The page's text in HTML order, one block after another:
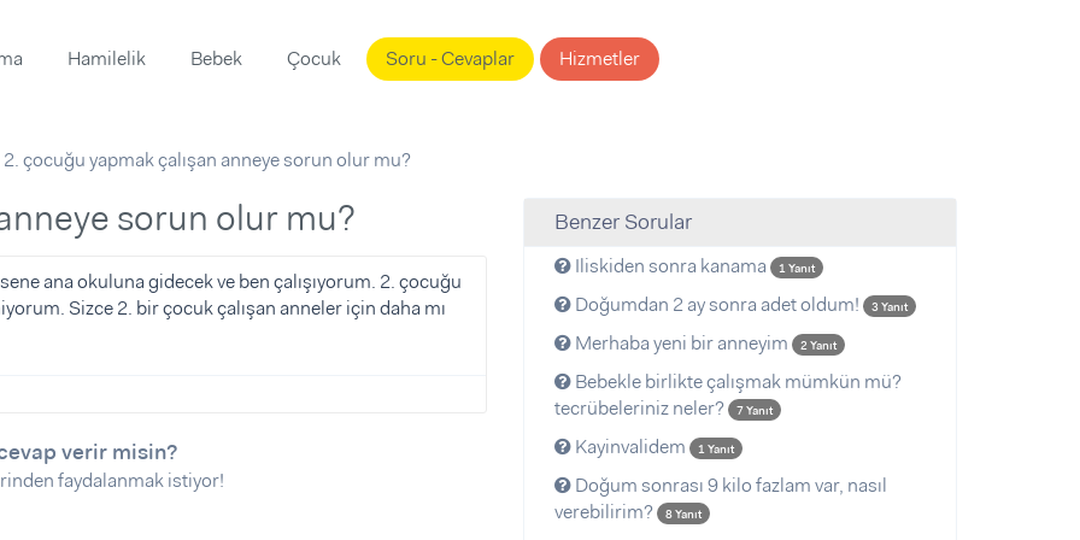
Hamilelik Bebek Çocuk Soru - Cevaplar Hizmetler
2. çocuğu yapmak çalışan anneye sorun olur mu?
anneye sorun olur mu?
ana okuluna gidecek ve ben çalışıyorum. 2. çocuğu
Sizce 2. bir çocuk çalışan anneler için daha mı
verir misin?
faydalanmak istiyor!
Benzer Sorular
Iliskiden sonra kanama 1 Yanıt
Doğumdan 2 ay sonra adet oldum! 3 Yanıt
Merhaba yeni bir anneyim 2 Yanıt
Bebekle birlikte çalışmak mümkün mü?
tecrübeleriniz neler?
7 Yanıt
Kayinvalidem 1 Yanıt
Doğum sonrası 9 kilo fazlam var, nasıl
verebilirim?
8 Yanıt